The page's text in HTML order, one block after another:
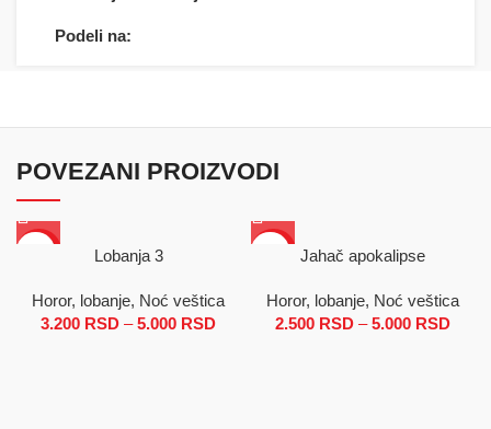
Podeli na:
POVEZANI PROIZVODI
Lobanja 3
Horor, lobanje, Noć veštica
3.200 RSD – 5.000 RSD
Raspon cena: od 3.200 RSD do
Jahač apokalipse
Horor, lobanje, Noć veštica
2.500 RSD – 5.000 RSD